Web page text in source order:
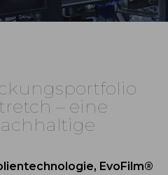
– eine
EvoFilm®